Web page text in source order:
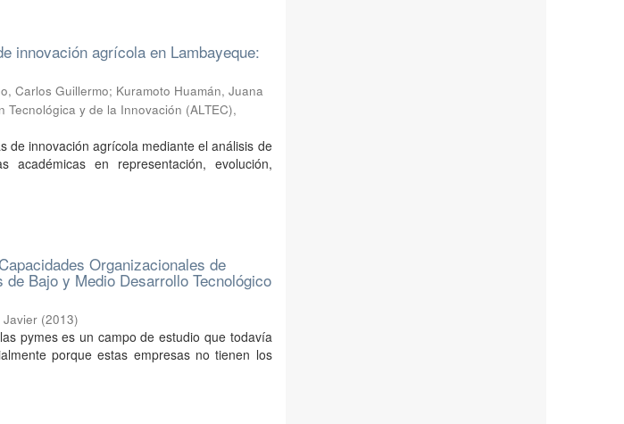
innovación agrícola en Lambayeque:
Carlos Guillermo; Kuramoto Huamán, Juana
y de la Innovación (ALTEC),
de innovación agrícola mediante el análisis de
académicas en representación, evolución,
Organizacionales de
Bajo y Medio Desarrollo Tecnológico
Javier (2013)
pymes es un campo de estudio que todavía
porque estas empresas no tienen los